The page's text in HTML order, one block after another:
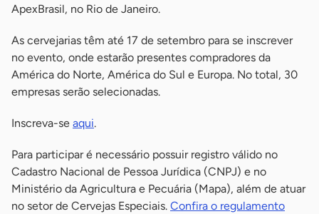
ApexBrasil, no Rio de Janeiro.
As cervejarias têm até 17 de setembro para se inscrever
no evento, onde estarão presentes compradores da
América do Norte, América do Sul e Europa. No total, 30
empresas serão selecionadas.
Inscreva-se aqui.
Para participar é necessário possuir registro válido no
Cadastro Nacional de Pessoa Jurídica (CNPJ) e no
Ministério da Agricultura e Pecuária (Mapa), além de atuar
no setor de Cervejas Especiais. Confira o regulamento